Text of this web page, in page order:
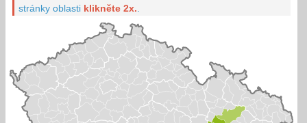
stránky oblasti klikněte 2x.